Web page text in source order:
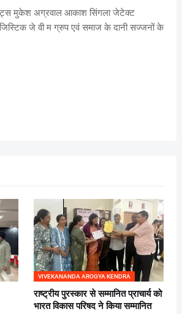
मुकेश अग्रवाल आकाश सिंगला जेटेक्ट
जे वी म ग्रुप एवं समाज के दानी सज्जनों के
VIVEKANANDA AROGYA KENDRA
राष्ट्रीय पुरस्कार से सम्मानित प्राचार्य को
भारत विकास परिषद ने किया सम्मानित